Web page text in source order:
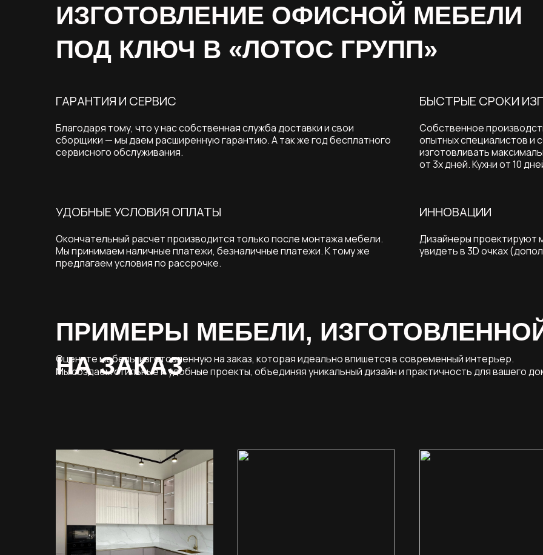
ИЗГОТОВЛЕНИЕ ОФИСНОЙ МЕБЕЛИ
ПОД КЛЮЧ В «ЛОТОС ГРУПП»
Благодаря тому, что у нас собственная служба доставки и свои
сборщики — мы даем расширенную гарантию. А так же год бесплатного
сервисного обслуживания.
ГАРАНТИЯ И СЕРВИС
Собственное
опытных специалистов и
изготовливать
от 3х дней. Кухни от 10
БЫСТРЫЕ СРОКИ
Окончательный расчет производится только после монтажа мебели.
Мы принимаем наличные платежи, безналичные платежи. К тому же
предлагаем условия по рассрочке.
УДОБНЫЕ УСЛОВИЯ ОПЛАТЫ
Дизайнеры проектируют
увидеть в 3D очках
ИННОВАЦИИ
ПРИМЕРЫ МЕБЕЛИ,
НА ЗАКАЗ
Оцените мебель, изготовленную на заказ, которая идеально впишется в современный интерьер.
Мы создаем стильные и удобные проекты, объединяя уникальный дизайн и практичность для вашего